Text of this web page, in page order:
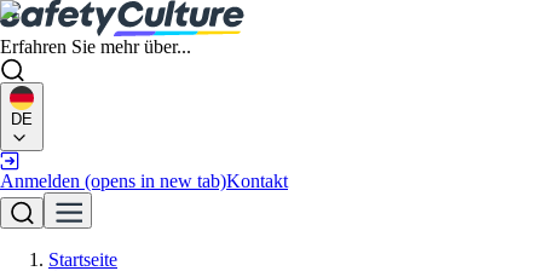
Erfahren Sie mehr über...
DE
Anmelden (opens in new tab)Kontakt
Startseite